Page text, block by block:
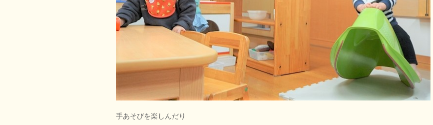
手あそびを楽しんだり